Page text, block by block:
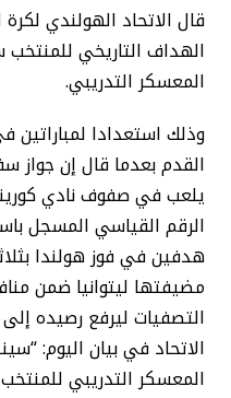
قال الاتحاد الهولندي
الهداف التاريخي
المعسكر التدريبي.
وذلك استعدادا
القدم بعدما قال إن جواز
الرقم القياسي المسجل
هدفين في فوز هولندا
مضيفتها ليتوانيا ضمن
الاتحاد في بيان اليوم:
المعسكر التدريبي